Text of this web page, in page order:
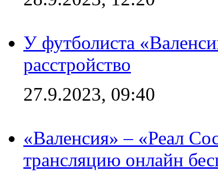
У футболиста
расстройство
27.9.2023, 09:40
«Валенсия» – «Реал
трансляцию онлайн